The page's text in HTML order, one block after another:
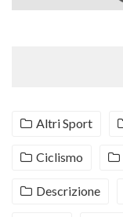
Altri Sport
Ciclismo
Descrizione